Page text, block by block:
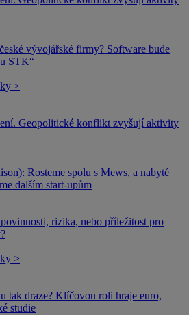
vývojářské firmy? Software bude
STK“
>
Geopolitické konflikt zvyšují aktivity
Rosteme spolu s Mews, a nabyté
dalším start-upům
rizika, nebo příležitost pro
>
tak draze? Klíčovou roli hraje euro,
studie